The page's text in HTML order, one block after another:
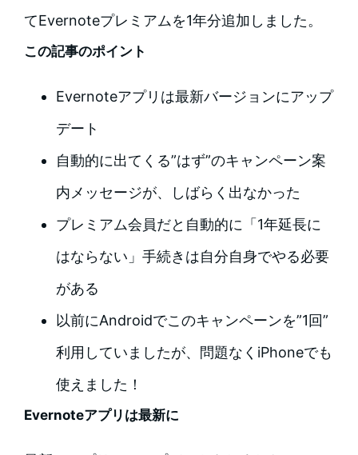
てEvernoteプレミアムを1年分追加しました。
この記事のポイント
Evernoteアプリは最新バージョンにアップ
デート
自動的に出てくる”はず”のキャンペーン案
内メッセージが、しばらく出なかった
プレミアム会員だと自動的に「1年延長に
はならない」手続きは自分自身でやる必要
がある
以前にAndroidでこのキャンペーンを”1回”
利用していましたが、問題なくiPhoneでも
使えました！
Evernoteアプリは最新に